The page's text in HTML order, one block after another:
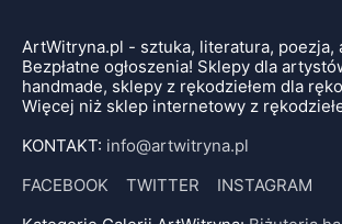
ArtWitryna.pl - sztuka, literatura, poezja,
Bezpłatne ogłoszenia! Sklepy dla
handmade, sklepy z rękodziełem dla
Więcej niż sklep internetowy z
KONTAKT: info@artwitryna.pl
FACEBOOK
TWITTER
INSTAGRAM